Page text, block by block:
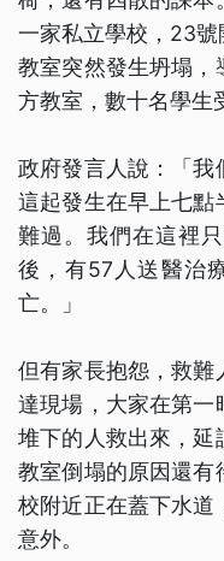
一家私立學校，23
教室突然發生坍塌，
方教室，數十名學生
政府發言人說：「我
這起發生在早上七點
難過。我們在這裡
後，有57人送醫治
亡。」
但有家長抱怨，救難
達現場，大家在第一
堆下的人救出來，延
教室倒塌的原因還有
校附近正在蓋下水道
意外。